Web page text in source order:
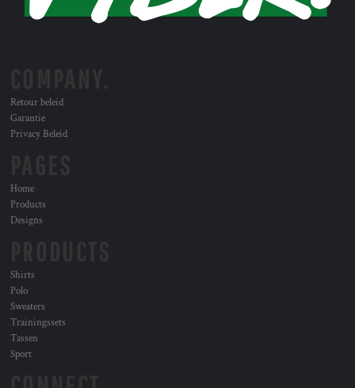
Retour beleid
Garantie
Privacy Beleid
Home
Products
Designs
Shirts
Polo
Sweaters
Trainingssets
Tassen
Sport